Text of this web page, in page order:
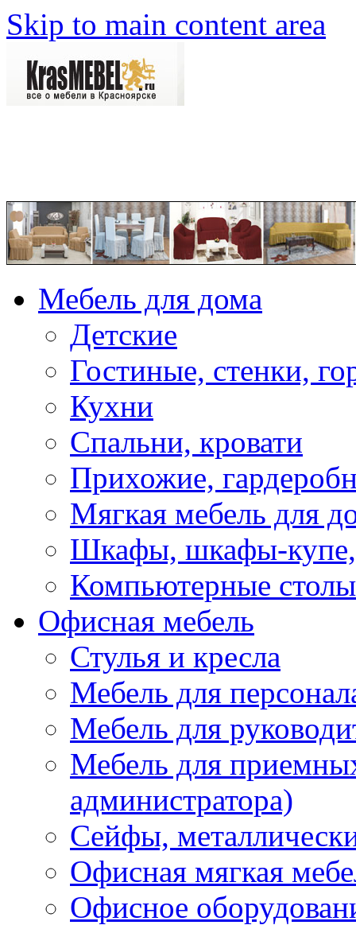
Skip to main content area
Мебель для дома
Детские
Гостиные, стенки,
Кухни
Спальни, кровати
Прихожие,
Мягкая мебель для
Шкафы, шкафы-купе,
Компьютерные столы
Офисная мебель
Стулья и кресла
Мебель для
Мебель для
Мебель для
администратора)
Сейфы,
Офисная мягкая
Офисное